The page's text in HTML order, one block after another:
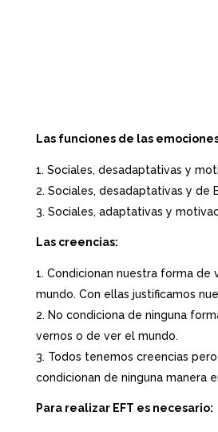
Las funciones de las
Sociales, desadaptativas y
Sociales, desadaptativas y de
Sociales, adaptativas y
Las creencias:
Condicionan nuestra forma de
mundo. Con ellas justificamos
No condiciona de ninguna
vernos o de ver el mundo.
Todos tenemos creencias
condicionan de ninguna manera
Para realizar EFT es necesario: